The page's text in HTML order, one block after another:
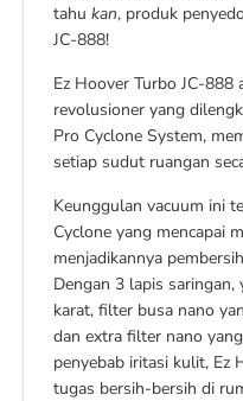
tahu kan, produk
JC-888!
Ez Hoover Turbo JC-888
revolusioner yang
Pro Cyclone System,
setiap sudut ruangan
Keunggulan vacuum ini
Cyclone yang mencapai
menjadikannya
Dengan 3 lapis
karat, filter busa nano
dan extra filter nano
penyebab iritasi kulit, Ez
tugas bersih-bersih di